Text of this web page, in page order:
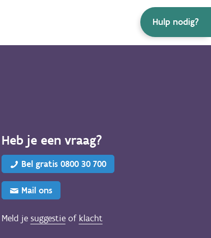
Hulp nodig?
Heb je een vraag?
Bel gratis 0800 30 700
Mail ons
Meld je suggestieof klacht